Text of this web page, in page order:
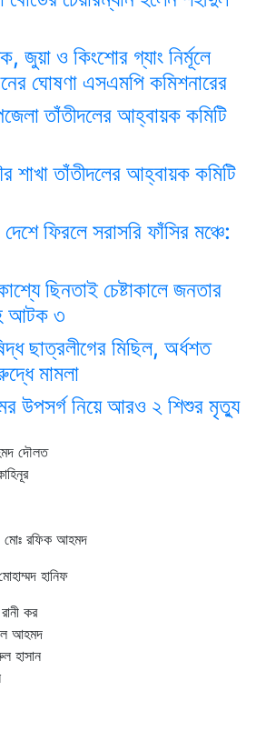
জুয়া ও কিংশোর গ্যাং নির্মূলে
ঘোষণা এসএমপি কমিশনারের
তাঁতীদলের আহ্বায়ক কমিটি
শাখা তাঁতীদলের আহ্বায়ক কমিটি
দেশে ফিরলে সরাসরি ফাঁসির মঞ্চে:
ছিনতাই চেষ্টাকালে জনতার
আটক ৩
ছাত্রলীগের মিছিল, অর্ধশত
মামলা
উপসর্গ নিয়ে আরও ২ শিশুর মৃত্যু
দৌলত
মোঃ রফিক আহমদ
হানিফ
কর
আহমদ
হাসান